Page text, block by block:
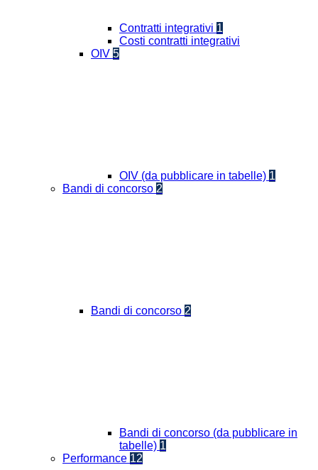
Contratti integrativi 1
Costi contratti integrativi
OIV 5
OIV (da pubblicare in tabelle) 1
Bandi di concorso 2
Bandi di concorso 2
Bandi di concorso (da pubblicare in
tabelle) 1
Performance 12